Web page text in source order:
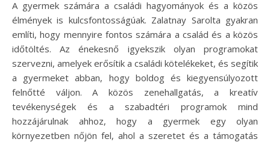
A gyermek számára a családi hagyományok és a közös
élmények is kulcsfontosságúak. Zalatnay Sarolta gyakran
említi, hogy mennyire fontos számára a család és a közös
időtöltés. Az énekesnő igyekszik olyan programokat
szervezni, amelyek erősítik a családi kötelékeket, és segítik
a gyermeket abban, hogy boldog és kiegyensúlyozott
felnőtté váljon. A közös zenehallgatás, a kreatív
tevékenységek és a szabadtéri programok mind
hozzájárulnak ahhoz, hogy a gyermek egy olyan
környezetben nőjön fel, ahol a szeretet és a támogatás